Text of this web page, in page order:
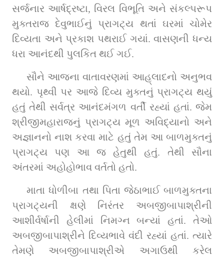
સર્જનાર આર્ષદ્રષ્ટા, વિરલ વિભૂતિ અને સંકલ્પરૂપ
મુક્તરાજ દેવુભાઈનું પ્રાગટ્ય થતાં ઘરમાં ચોમેર
દિવ્યતા અને પ્રકાશ પથરાઈ ગયાં. વાસણની ધન્ય
ધરા આનંદથી પુલકિત થઈ ગઈ.
સૌને આજના વાતાવરણમાં આહ્‌લાદનો અનુભવ
થયો. પૃથ્વી પર આજે દિવ્ય મુક્તનું પ્રાગટ્ય થયું
હતું તેથી સર્વત્ર આનંદમંગળ વર્તી રહ્યાં હતાં. જેમ
શ્રીજીમહારાજનું પ્રાગટ્ય મૂળ અવિદ્યાનો અને
અજ્ઞાનનો નાશ કરવા માટે હતું તેમ આ બાળમુક્તનું
પ્રાગટ્ય પણ આ જ હેતુથી હતું. તેથી સૌના
અંતરમાં અહોહોભાવ વર્તતો હતો.
માતા ધોળીબા તથા પિતા જેઠાભાઈ બાળમુક્તના
પ્રાગટ્યની ક્ષણે નિરંતર અબજીબાપાશ્રીની
આશીર્વર્ષાની હેલીમાં નિમગ્ન બન્યાં હતાં. તેઓ
અબજીબાપાશ્રીને દિવ્યભાવે વંદી રહ્યાં હતાં. ત્યારે
તેમણે અબજીબાપાશ્રીએ અગાઉથી કરેલ